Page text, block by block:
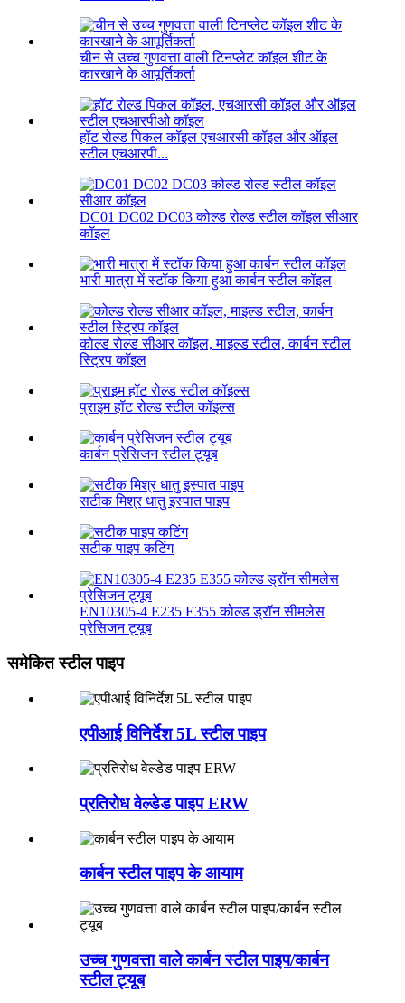
चीन से उच्च गुणवत्ता वाली टिनप्लेट कॉइल शीट के
कारखाने के आपूर्तिकर्ता
हॉट रोल्ड पिकल कॉइल एचआरसी कॉइल और ऑइल
स्टील एचआरपी...
DC01 DC02 DC03 कोल्ड रोल्ड स्टील कॉइल सीआर
कॉइल
भारी मात्रा में स्टॉक किया हुआ कार्बन स्टील कॉइल
कोल्ड रोल्ड सीआर कॉइल, माइल्ड स्टील, कार्बन स्टील
स्ट्रिप कॉइल
प्राइम हॉट रोल्ड स्टील कॉइल्स
कार्बन प्रेसिजन स्टील ट्यूब
सटीक मिश्र धातु इस्पात पाइप
सटीक पाइप कटिंग
EN10305-4 E235 E355 कोल्ड ड्रॉन सीमलेस
प्रेसिजन ट्यूब
समेकित स्टील पाइप
एपीआई विनिर्देश 5L स्टील पाइप
प्रतिरोध वेल्डेड पाइप ERW
कार्बन स्टील पाइप के आयाम
उच्च गुणवत्ता वाले कार्बन स्टील पाइप/कार्बन
स्टील ट्यूब